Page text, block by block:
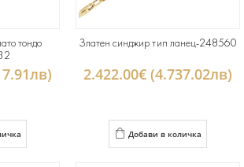
тондо
Златен синджир тип ланец-248560
2.422.00€ (4.737.02лв)
Добави в количка